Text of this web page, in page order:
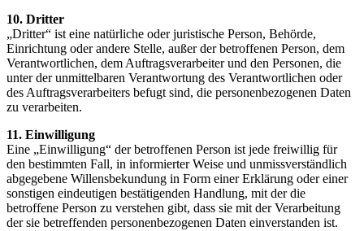
10. Dritter
„Dritter“ ist eine natürliche oder juristische Person, Behörde,
Einrichtung oder andere Stelle, außer der betroffenen Person, dem
Verantwortlichen, dem Auftragsverarbeiter und den Personen, die
unter der unmittelbaren Verantwortung des Verantwortlichen oder
des Auftragsverarbeiters befugt sind, die personenbezogenen Daten
zu verarbeiten.
11. Einwilligung
Eine „Einwilligung“ der betroffenen Person ist jede freiwillig für
den bestimmten Fall, in informierter Weise und unmissverständlich
abgegebene Willensbekundung in Form einer Erklärung oder einer
sonstigen eindeutigen bestätigenden Handlung, mit der die
betroffene Person zu verstehen gibt, dass sie mit der Verarbeitung
der sie betreffenden personenbezogenen Daten einverstanden ist.